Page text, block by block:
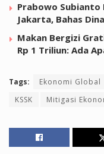
Prabowo
Jakarta, Bahas
Makan Bergizi
Rp 1 Triliun: Ada
Tags: Ekonomi Global
KSSK
Mitigasi